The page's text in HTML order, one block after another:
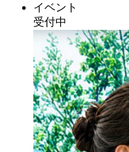
イベント
受付中